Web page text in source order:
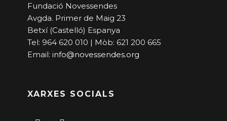
Fundació Novessendes
Avgda. Primer de Maig 23
Betxí (Castelló) Espanya
Tel: 964 620 010 | Mòb: 621 200 665
Email: info@novessendes.org
XARXES SOCIALS